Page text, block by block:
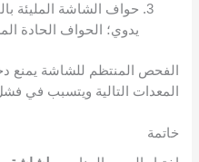
حواف الشاشة المليئة
يدوي؛ الحواف الحادة
الفحص المنتظم للشاشة يمنع
المعدات التالية ويتسبب في
خاتمة